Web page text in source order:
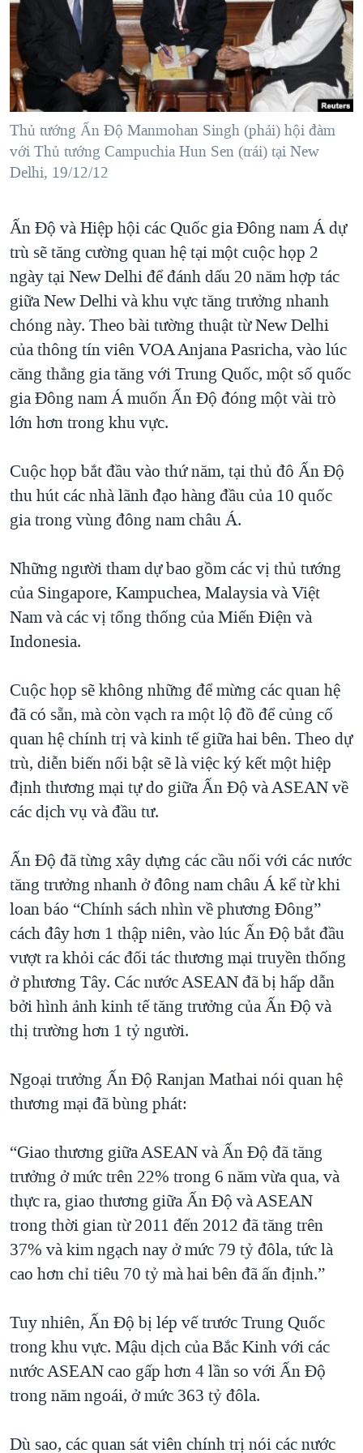
"Tìm"
NGƯỜI VIỆT HẢI NGOẠI
ĐỜI SỐNG
KINH TẾ
SỨC KHOẺ
GIÁO DỤC
HÀNH TRÌNH BẦU CỬ 2024
MỘT NĂM CHIẾN TRANH TẠI DẢI GAZA
GIẢI MÃ VÀNH ĐAI & CON ĐƯỜNG
NGÀY TỊ NẠN THẾ GIỚI
TRỊNH VĨNH BÌNH - NGƯỜI HẠ 'BÊN THẮNG CUỘC'
GROUND ZERO – XƯA VÀ NAY
CÁC GIÁ TRỊ CỘNG HÒA Ở VIỆT NAM
THƯỢNG ĐỈNH TRUMP-KIM TẠI VIỆT NAM
TRỊNH VĨNH BÌNH VS. CHÍNH PHỦ VIỆT NAM
NGƯ DÂN VIỆT VÀ LÀN SÓNG TRỘM HẢI SÂM
BÊN KIA QUỐC LỘ: TIẾNG VỌNG TỪ NÔNG THÔN MỸ
QUAN HỆ VIỆT MỸ
VIDEO
NGHE
MẠNG XÃ HỘI
Ngôn ngữ khác
Thủ tướng Ấn Độ Manmohan Singh (phải) hội đàm
với Thủ tướng Campuchia Hun Sen (trái) tại New
Delhi, 19/12/12
Ấn Ðộ và Hiệp hội các Quốc gia Ðông nam Á dự
trù sẽ tăng cường quan hệ tại một cuộc họp 2
ngày tại New Delhi để đánh dấu 20 năm hợp tác
giữa New Delhi và khu vực tăng trưởng nhanh
chóng này. Theo bài tường thuật từ New Delhi
của thông tín viên VOA Anjana Pasricha, vào lúc
căng thẳng gia tăng với Trung Quốc, một số quốc
gia Ðông nam Á muốn Ấn Ðộ đóng một vài trò
lớn hơn trong khu vực.
Cuộc họp bắt đầu vào thứ năm, tại thủ đô Ấn Ðộ
thu hút các nhà lãnh đạo hàng đầu của 10 quốc
gia trong vùng đông nam châu Á.
Những người tham dự bao gồm các vị thủ tướng
của Singapore, Kampuchea, Malaysia và Việt
Nam và các vị tổng thống của Miến Ðiện và
Indonesia.
Cuộc họp sẽ không những để mừng các quan hệ
đã có sẵn, mà còn vạch ra một lộ đồ để củng cố
quan hệ chính trị và kinh tế giữa hai bên. Theo dự
trù, diễn biến nổi bật sẽ là việc ký kết một hiệp
định thương mại tự do giữa Ấn Ðộ và ASEAN về
các dịch vụ và đầu tư.
Ấn Ðộ đã từng xây dựng các cầu nối với các nước
tăng trưởng nhanh ở đông nam châu Á kể từ khi
loan báo “Chính sách nhìn về phương Ðông”
cách đây hơn 1 thập niên, vào lúc Ấn Ðộ bắt đầu
vượt ra khỏi các đối tác thương mại truyền thống
ở phương Tây. Các nước ASEAN đã bị hấp dẫn
bởi hình ảnh kinh tế tăng trưởng của Ấn Ðộ và
thị trường hơn 1 tỷ người.
Ngoại trưởng Ấn Ðộ Ranjan Mathai nói quan hệ
thương mại đã bùng phát:
“Giao thương giữa ASEAN và Ấn Ðộ đã tăng
trưởng ở mức trên 22% trong 6 năm vừa qua, và
thực ra, giao thương giữa Ấn Ðộ và ASEAN
trong thời gian từ 2011 đến 2012 đã tăng trên
37% và kim ngạch nay ở mức 79 tỷ đôla, tức là
cao hơn chỉ tiêu 70 tỷ mà hai bên đã ấn định.”
Tuy nhiên, Ấn Ðộ bị lép vế trước Trung Quốc
trong khu vực. Mậu dịch của Bắc Kinh với các
nước ASEAN cao gấp hơn 4 lần so với Ấn Ðộ
trong năm ngoái, ở mức 363 tỷ đôla.
Dù sao, các quan sát viên chính trị nói các nước